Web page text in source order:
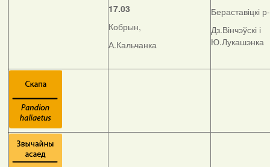
17.03
Кобрын,
А.Кальчанка
Бераставіцкі
Дз.Вінчэўскі і
Ю.Лукашэнка